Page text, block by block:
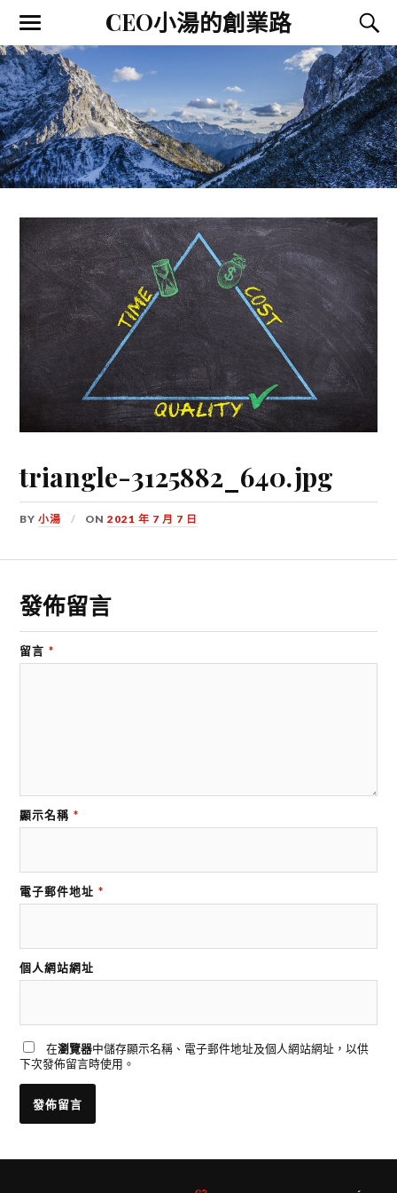
CEO小湯的創業路
triangle-3125882_640.jpg
BY小湯 ON2021 年 7 月 7 日
發佈留言
留言 *
顯示名稱 *
電子郵件地址 *
個人網站網址
在瀏覽器中儲存顯示名稱、電子郵件地址及個人網站網址，以供
下次發佈留言時使用。